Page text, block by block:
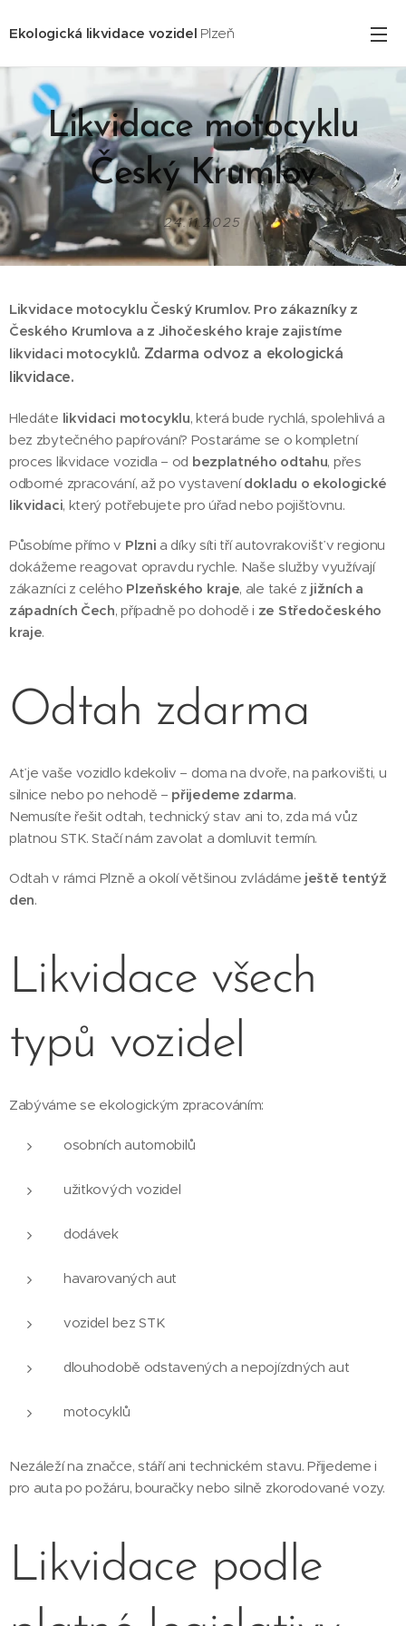
Ekologická likvidace vozidel Plzeň
Likvidace motocyklu
Český Krumlov
24.11.2025
Likvidace motocyklu Český Krumlov. Pro zákazníky z
Českého Krumlova a z Jihočeského kraje zajistíme
likvidaci motocyklů. Zdarma odvoz a ekologická
likvidace.
Hledáte likvidaci motocyklu, která bude rychlá, spolehlivá a
bez zbytečného papírování? Postaráme se o kompletní
proces likvidace vozidla – od bezplatného odtahu, přes
odborné zpracování, až po vystavenídokladu o ekologické
likvidaci, který potřebujete pro úřad nebo pojišťovnu.
Působíme přímo v Plzni a díky síti tří autovrakovišť v regionu
dokážeme reagovat opravdu rychle. Naše služby využívají
zákazníci z celého Plzeňského kraje, ale také z jižních a
západních Čech, případně po dohodě i ze Středočeského
kraje.
Odtah zdarma
Ať je vaše vozidlo kdekoliv – doma na dvoře, na parkovišti, u
silnice nebo po nehodě – přijedeme zdarma.
Nemusíte řešit odtah, technický stav ani to, zda má vůz
platnou STK. Stačí nám zavolat a domluvit termín.
Odtah v rámci Plzně a okolí většinou zvládáme ještě tentýž
den.
Likvidace všech
typů vozidel
Zabýváme se ekologickým zpracováním:
osobních automobilů
užitkových vozidel
dodávek
havarovaných aut
vozidel bez STK
dlouhodobě odstavených a nepojízdných aut
motocyklů
Nezáleží na značce, stáří ani technickém stavu. Přijedeme i
pro auta po požáru, bouračky nebo silně zkorodované vozy.
Likvidace podle